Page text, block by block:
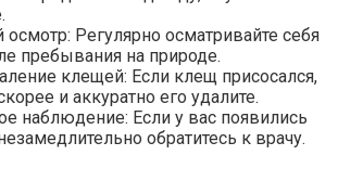
Регулярно осматривайте себя
пребывания на природе.
клещей: Если клещ присосался,
и аккуратно его удалите.
наблюдение: Если у вас появились
обратитесь к врачу.